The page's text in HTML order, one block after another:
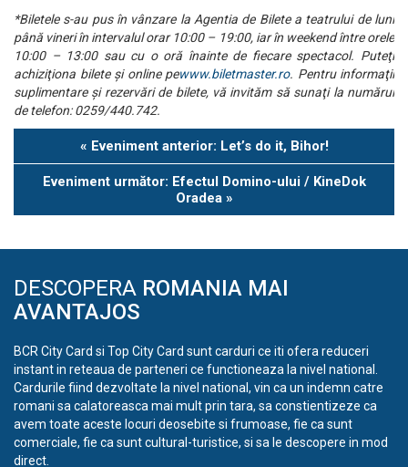
*Biletele s-au pus în vânzare la Agentia de Bilete a teatrului de luni
până vineri în intervalul orar 10:00 – 19:00, iar în weekend între orele
10:00 – 13:00 sau cu o oră înainte de fiecare spectacol. Puteţi
achiziţiona bilete şi online pewww.biletmaster.ro. Pentru informaţii
suplimentare şi rezervări de bilete, vă invităm să sunaţi la numărul
de telefon: 0259/440.742.
Eveniment
Navigation
« Eveniment anterior: Let’s do it, Bihor!
Eveniment următor: Efectul Domino-ului / KineDok
Oradea »
DESCOPERA ROMANIA MAI
AVANTAJOS
BCR City Card si Top City Card sunt carduri ce iti ofera reduceri
instant in reteaua de parteneri ce functioneaza la nivel national.
Cardurile fiind dezvoltate la nivel national, vin ca un indemn catre
romani sa calatoreasca mai mult prin tara, sa constientizeze ca
avem toate aceste locuri deosebite si frumoase, fie ca sunt
comerciale, fie ca sunt cultural-turistice, si sa le descopere in mod
direct.